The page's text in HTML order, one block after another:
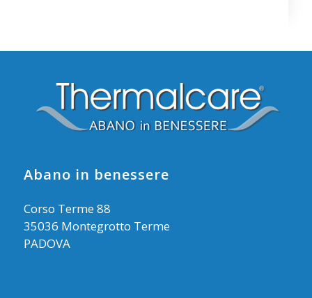
Abano in benessere
Corso Terme 88
35036 Montegrotto Terme
PADOVA